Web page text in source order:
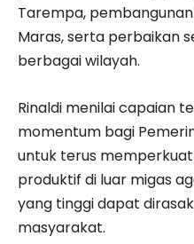
Tarempa,
Maras, serta perbaikan
berbagai wilayah.
Rinaldi menilai capaian
momentum bagi
untuk terus
produktif di luar migas
yang tinggi dapat
masyarakat.